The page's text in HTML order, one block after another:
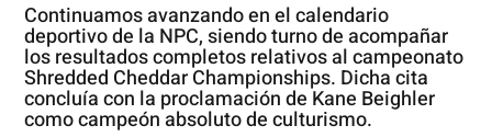
Continuamos avanzando en el calendario
deportivo de la NPC, siendo turno de acompañar
los resultados completos relativos al campeonato
Shredded Cheddar Championships. Dicha cita
concluía con la proclamación de Kane Beighler
como campeón absoluto de culturismo.